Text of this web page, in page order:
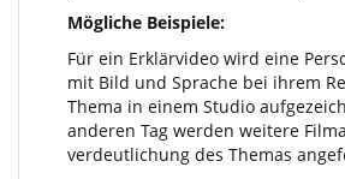
Mögliche Beispiele:
Für ein Erklärvideo wird eine
mit Bild und Sprache bei ihrem
Thema in einem Studio
anderen Tag werden weitere
verdeutlichung des Themas